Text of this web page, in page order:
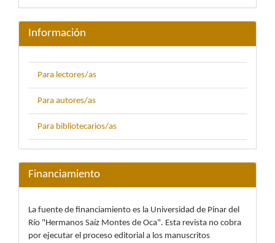
Información
Para lectores/as
Para autores/as
Para bibliotecarios/as
Financiamiento
La fuente de financiamiento es la Universidad de Pinar del
Río "Hermanos Saíz Montes de Oca". Esta revista no cobra
por ejecutar el proceso editorial a los manuscritos